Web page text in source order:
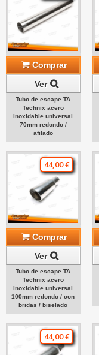
Comprar
Ver
Tubo de escape TA
Technix acero
inoxidable universal
70mm redondo /
afilado
44,00 €
Comprar
Ver
Tubo de escape TA
Technix acero
inoxidable universal
100mm redondo / con
bridas / biselado
44,00 €